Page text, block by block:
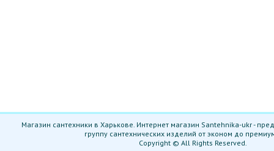
Магазин сантехники в Харькове. Интернет магазин Santehnika-ukr -
группу сантехнических изделий от эконом до
Copyright © All Rights Reserved.